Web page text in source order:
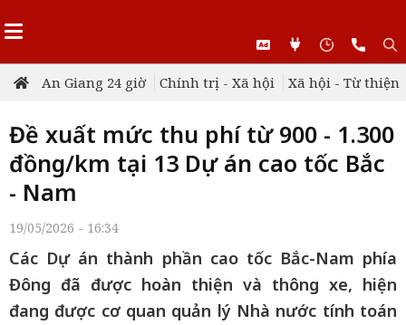
An Giang 24 giờ Chính trị - Xã hội Xã hội - Từ thiện
Đề xuất mức thu phí từ 900 - 1.300
đồng/km tại 13 Dự án cao tốc Bắc
- Nam
19/05/2026 - 16:34
Các Dự án thành phần cao tốc Bắc-Nam phía
Đông đã được hoàn thiện và thông xe, hiện
đang được cơ quan quản lý Nhà nước tính toán